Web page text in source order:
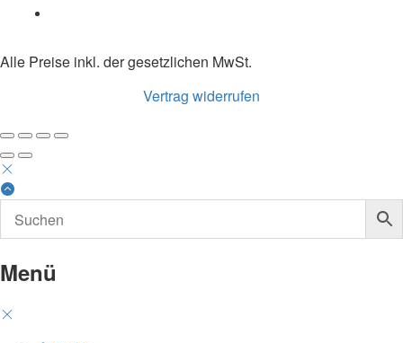
Alle Preise inkl. der gesetzlichen MwSt.
Vertrag widerrufen
Menü